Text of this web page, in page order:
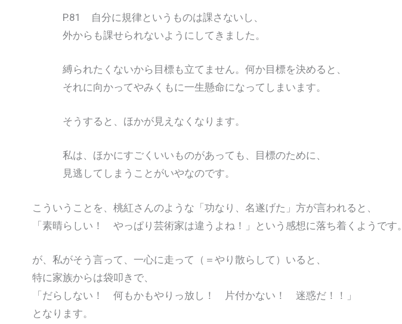
P.81 自分に規律というものは課さないし、
外からも課せられないようにしてきました。
縛られたくないから目標も立てません。何か目標を決めると、
それに向かってやみくもに一生懸命になってしまいます。
そうすると、ほかが見えなくなります。
私は、ほかにすごくいいものがあっても、目標のために、
見逃してしまうことがいやなのです。
こういうことを、桃紅さんのような「功なり、名遂げた」方が言われると、
「素晴らしい！ やっぱり芸術家は違うよね！」という感想に落ち着くようです。
が、私がそう言って、一心に走って（＝やり散らして）いると、
特に家族からは袋叩きで、
「だらしない！ 何もかもやりっ放し！ 片付かない！ 迷惑だ！！」
となります。